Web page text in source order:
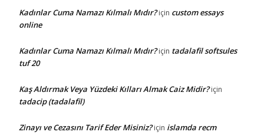
Kadınlar Cuma Namazı Kılmalı Mıdır?için custom essays
online
Kadınlar Cuma Namazı Kılmalı Mıdır?için tadalafil softsules
tuf 20
Kaş Aldırmak Veya Yüzdeki Kılları Almak Caiz Midir?için
tadacip (tadalafil)
Zinayı ve Cezasını Tarif Eder Misiniz?için islamda recm